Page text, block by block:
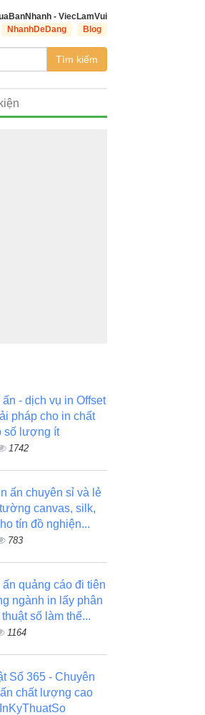
- ViecLamVui
NhanhDeDang Blog
Tìm kiếm
- dịch vụ in Offset
pháp cho in chất
số lượng ít
1742
ấn chuyên sỉ và lẻ
canvas, silk,
tín đồ nghiện...
783
quảng cáo đi tiên
ngành in lấy phân
số làm thế...
1164
Số 365 - Chuyên
chất lượng cao